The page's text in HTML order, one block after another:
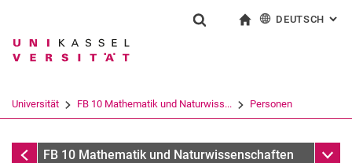
Springe direkt zu: Inhalt
Springe direkt zu: Suche
Springe direkt zu:
Suchbegriff
Suchen (öffnet externen Link in einem
DEUTSCH :
Universität FB 10 Mathematik und Naturwiss... Personen
Personen
FB 10 Mathematik und Naturwissenschaften